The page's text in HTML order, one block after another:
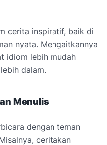
cerita inspiratif, baik di
nyata. Mengaitkannya
idiom lebih mudah
dalam.
Menulis
dengan teman
ceritakan